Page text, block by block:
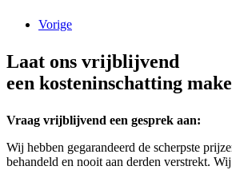
Vorige
Laat ons vrijblijvend
een kosteninschatting
Vraag vrijblijvend een gesprek aan:
Wij hebben gegarandeerd de scherpste
behandeld en nooit aan derden verstrekt.